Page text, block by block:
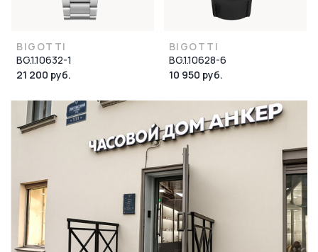
BIGOTTI
BG.1.10632-1
21 200 руб.
BIGOTTI
BG.1.10628-6
10 950 руб.